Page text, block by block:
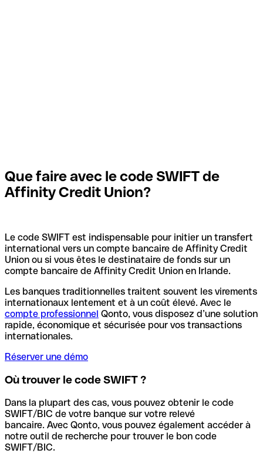
Que faire avec le code SWIFT de
Affinity Credit Union?
Le code SWIFT est indispensable pour initier un transfert
international vers un compte bancaire de Affinity Credit
Union ou si vous êtes le destinataire de fonds sur un
compte bancaire de Affinity Credit Union en Irlande.
Les banques traditionnelles traitent souvent les virements
internationaux lentement et à un coût élevé. Avec le
compte professionnel Qonto, vous disposez d’une solution
rapide, économique et sécurisée pour vos transactions
internationales.
Réserver une démo
Où trouver le code SWIFT ?
Dans la plupart des cas, vous pouvez obtenir le code
SWIFT/BIC de votre banque sur votre relevé
bancaire. Avec Qonto, vous pouvez également accéder à
notre outil de recherche pour trouver le bon code
SWIFT/BIC.